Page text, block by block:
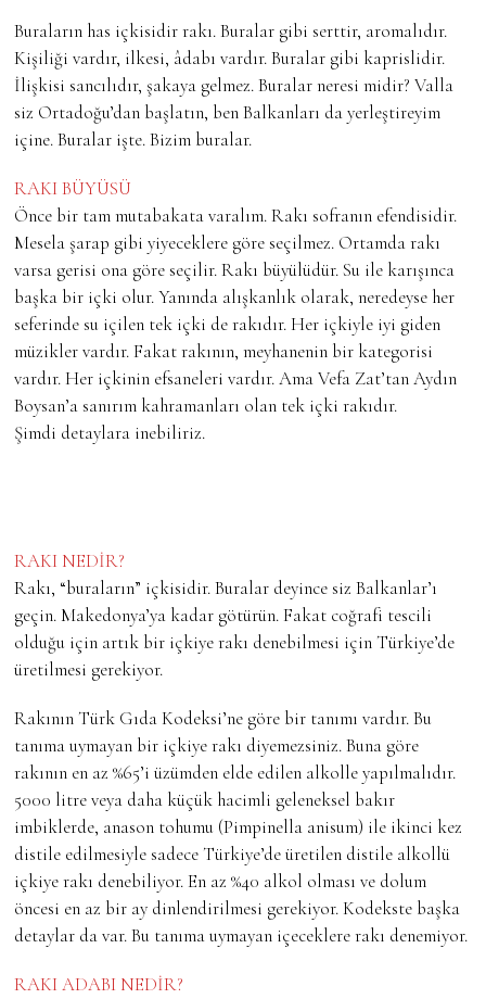
Buraların has içkisidir rakı. Buralar gibi serttir, aromalıdır.
Kişiliği vardır, ilkesi, âdabı vardır. Buralar gibi kaprislidir.
İlişkisi sancılıdır, şakaya gelmez. Buralar neresi midir? Valla
siz Ortadoğu’dan başlatın, ben Balkanları da yerleştireyim
içine. Buralar işte. Bizim buralar.
RAKI BÜYÜSÜ
Önce bir tam mutabakata varalım. Rakı sofranın efendisidir.
Mesela şarap gibi yiyeceklere göre seçilmez. Ortamda rakı
varsa gerisi ona göre seçilir. Rakı büyülüdür. Su ile karışınca
başka bir içki olur. Yanında alışkanlık olarak, neredeyse her
seferinde su içilen tek içki de rakıdır. Her içkiyle iyi giden
müzikler vardır. Fakat rakının, meyhanenin bir kategorisi
vardır. Her içkinin efsaneleri vardır. Ama Vefa Zat’tan Aydın
Boysan’a sanırım kahramanları olan tek içki rakıdır.
Şimdi detaylara inebiliriz.
RAKI NEDİR?
Rakı, “buraların” içkisidir. Buralar deyince siz Balkanlar’ı
geçin. Makedonya’ya kadar götürün. Fakat coğrafi tescili
olduğu için artık bir içkiye rakı denebilmesi için Türkiye’de
üretilmesi gerekiyor.
Rakının Türk Gıda Kodeksi’ne göre bir tanımı vardır. Bu
tanıma uymayan bir içkiye rakı diyemezsiniz. Buna göre
rakının en az %65’i üzümden elde edilen alkolle yapılmalıdır.
5000 litre veya daha küçük hacimli geleneksel bakır
imbiklerde, anason tohumu (Pimpinella anisum) ile ikinci kez
distile edilmesiyle sadece Türkiye’de üretilen distile alkollü
içkiye rakı denebiliyor. En az %40 alkol olması ve dolum
öncesi en az bir ay dinlendirilmesi gerekiyor. Kodekste başka
detaylar da var. Bu tanıma uymayan içeceklere rakı denemiyor.
RAKI ADABI NEDİR?